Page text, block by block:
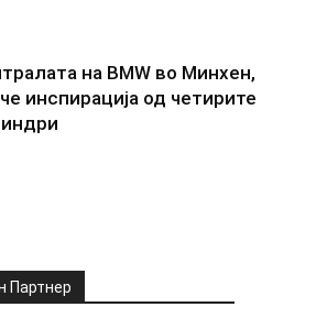
на BMW во Минхен,
инспирација од четирите
Партнер